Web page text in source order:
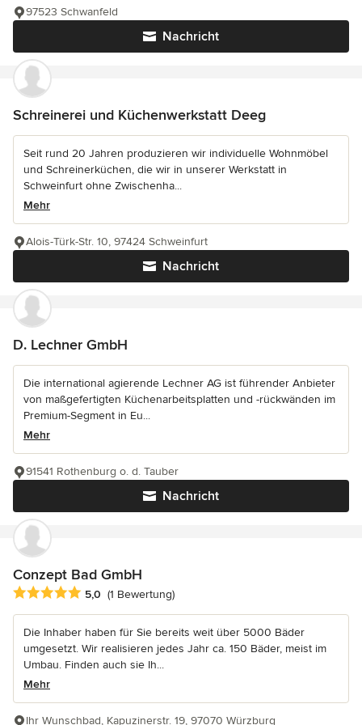
Nachricht
97523 Schwanfeld
Schreinerei und Küchenwerkstatt Deeg
Seit rund 20 Jahren produzieren wir individuelle Wohnmöbel
und Schreinerküchen, die wir in unserer Werkstatt in
Schweinfurt ohne Zwischenha...
Mehr
Nachricht
Alois-Türk-Str. 10, 97424 Schweinfurt
D. Lechner GmbH
Die international agierende Lechner AG ist führender Anbieter
von maßgefertigten Küchenarbeitsplatten und -rückwänden im
Premium-Segment in Eu...
Mehr
Nachricht
91541 Rothenburg o. d. Tauber
Conzept Bad GmbH
Durchschnittliche Bewertung: 5 von 5 Sternen
5,0 (1 Bewertung)
Die Inhaber haben für Sie bereits weit über 5000 Bäder
umgesetzt. Wir realisieren jedes Jahr ca. 150 Bäder, meist im
Umbau. Finden auch sie Ih...
Mehr
Ihr Wunschbad, Kapuzinerstr. 19, 97070 Würzburg